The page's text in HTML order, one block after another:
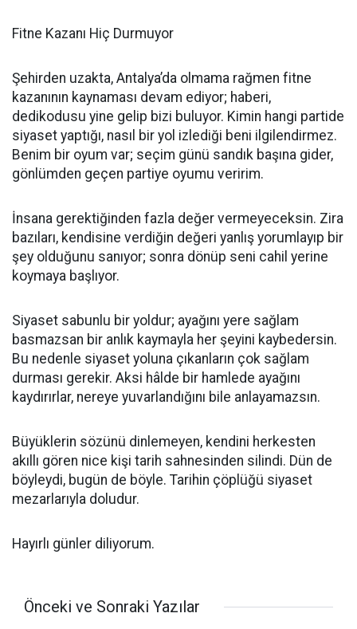
Fitne Kazanı Hiç Durmuyor
Şehirden uzakta, Antalya’da olmama rağmen fitne
kazanının kaynaması devam ediyor; haberi,
dedikodusu yine gelip bizi buluyor. Kimin hangi partide
siyaset yaptığı, nasıl bir yol izlediği beni ilgilendirmez.
Benim bir oyum var; seçim günü sandık başına gider,
gönlümden geçen partiye oyumu veririm.
İnsana gerektiğinden fazla değer vermeyeceksin. Zira
bazıları, kendisine verdiğin değeri yanlış yorumlayıp bir
şey olduğunu sanıyor; sonra dönüp seni cahil yerine
koymaya başlıyor.
Siyaset sabunlu bir yoldur; ayağını yere sağlam
basmazsan bir anlık kaymayla her şeyini kaybedersin.
Bu nedenle siyaset yoluna çıkanların çok sağlam
durması gerekir. Aksi hâlde bir hamlede ayağını
kaydırırlar, nereye yuvarlandığını bile anlayamazsın.
Büyüklerin sözünü dinlemeyen, kendini herkesten
akıllı gören nice kişi tarih sahnesinden silindi. Dün de
böyleydi, bugün de böyle. Tarihin çöplüğü siyaset
mezarlarıyla doludur.
Hayırlı günler diliyorum.
Önceki ve Sonraki Yazılar